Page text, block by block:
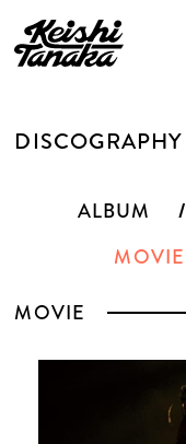
DISCOGRAPHY
ALBUM
MOVIE
MOVIE